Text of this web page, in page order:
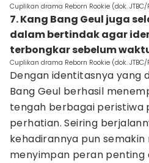
Cuplikan drama Reborn Rookie (dok. JTBC/
7. Kang Bang Geul juga
dalam bertindak agar
terbongkar sebelum
Cuplikan drama Reborn Rookie (dok. JTBC/
Dengan identitasnya yang
Bang Geul berhasil
tengah berbagai peristiwa
perhatian. Seiring
kehadirannya pun
menyimpan peran penting